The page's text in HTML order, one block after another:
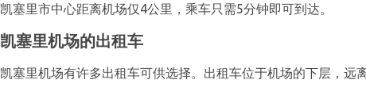
凯塞里市中心距离机场仅4公里，乘车只需5分钟即可到达。
凯塞里机场的出租车
凯塞里机场有许多出租车可供选择。出租车位于机场的下层，远